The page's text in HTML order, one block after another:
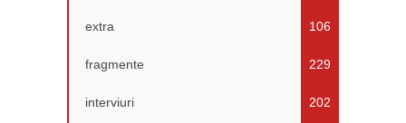
extra 106
fragmente 229
interviuri 202